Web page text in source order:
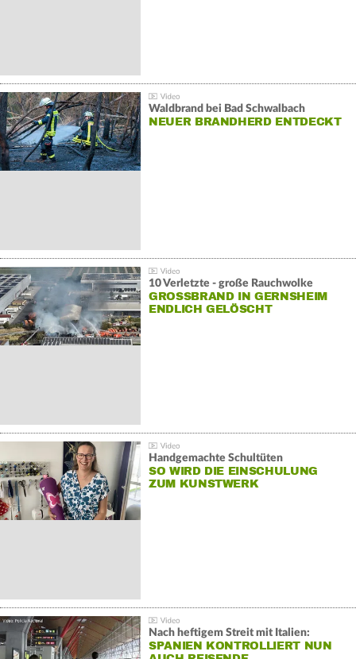
Waldbrand bei Bad Schwalbach
NEUER BRANDHERD ENTDECKT
10 Verletzte - große Rauchwolke
GROSSBRAND IN GERNSHEIM E
NDLICH GELÖSCHT
Handgemachte Schultüten
SO WIRD DIE EINSCHULUNG
ZUM KUNSTWERK
Nach heftigem Streit mit Italien:
SPANIEN KONTROLLIERT NUN